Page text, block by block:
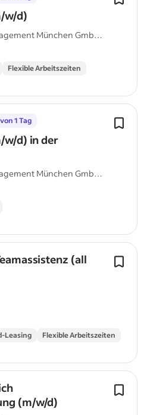
w/d)
München GmbH
Flexible Arbeitszeiten
w/d) in der
1 Tag
München GmbH
(all
Leasing Flexible Arbeitszeiten
(m/w/d)